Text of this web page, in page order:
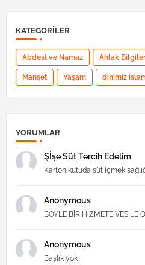
KATEGORILER
Abdest ve Namaz Ahlak
Manşet Yaşam dinimiz
YORUMLAR
Şİşe Süt Tercih Edelim
Karton kutuda süt içmek
Anonymous
BÖYLE BİR HİZMETE VESİLE
Anonymous
Başlık yok